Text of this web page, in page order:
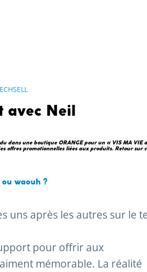
avec Neil
dans une boutique ORANGE pour un « VIS MA VIE
offres promotionnelles liées aux produits. Retour sur
waouh ?
uns après les autres sur le
pour offrir aux
mémorable. La réalité